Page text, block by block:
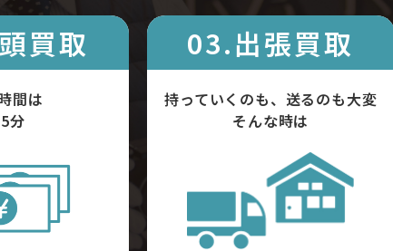
買取
間は
分
03.出張買取
持っていくのも、送るのも大変
そんな時は